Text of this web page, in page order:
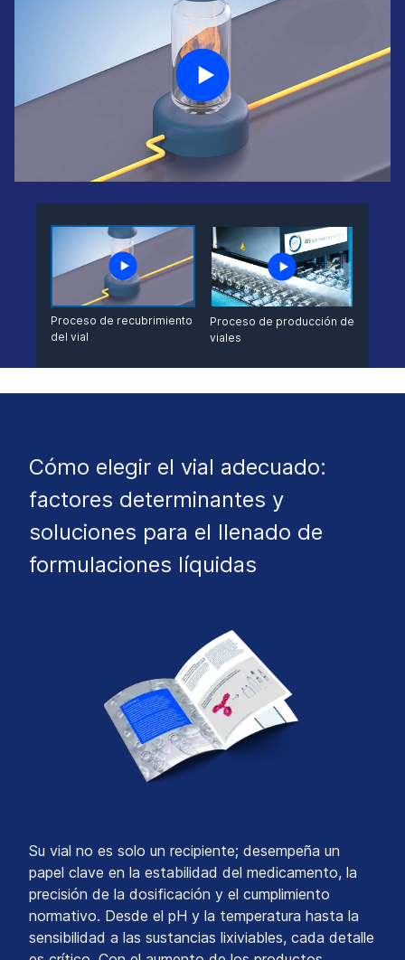
Proceso de recubrimiento
del vial
Proceso de producción de
viales
Cómo elegir el vial adecuado:
factores determinantes y
soluciones para el llenado de
formulaciones líquidas
Su vial no es solo un recipiente; desempeña un
papel clave en la estabilidad del medicamento, la
precisión de la dosificación y el cumplimiento
normativo. Desde el pH y la temperatura hasta la
sensibilidad a las sustancias lixiviables, cada detalle